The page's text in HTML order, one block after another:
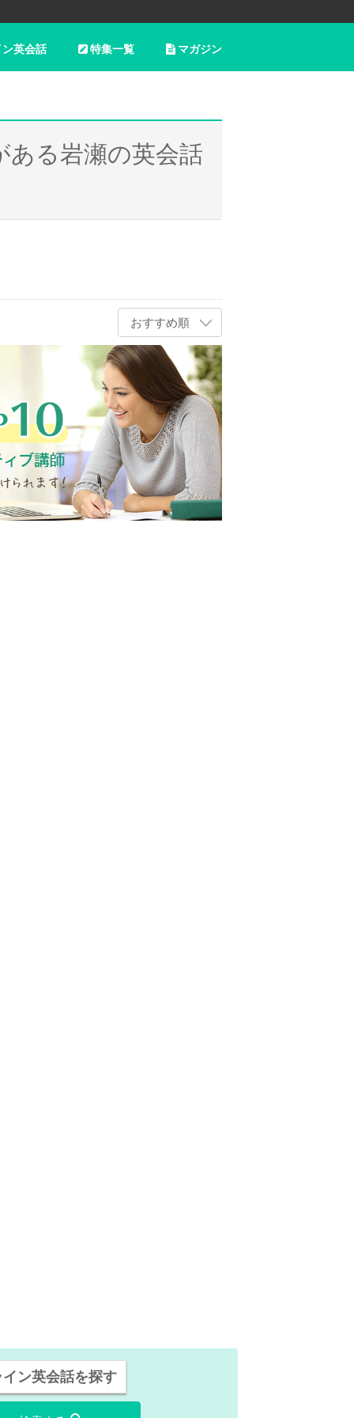
マガジン
特集一覧
英会話
る岩瀬の英会話
おすすめ順
ン英会話を探す